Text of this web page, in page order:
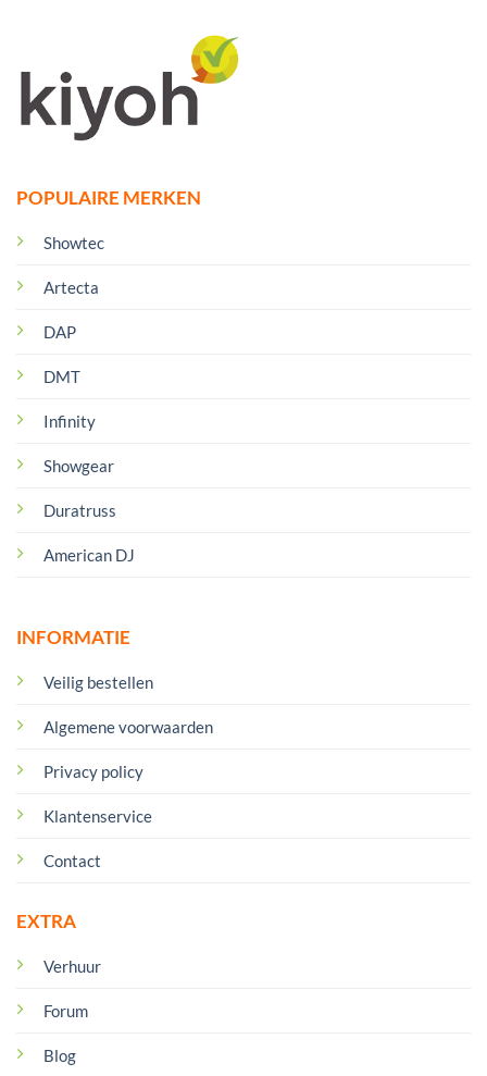
POPULAIRE MERKEN
Showtec
Artecta
DAP
DMT
Infinity
Showgear
Duratruss
American DJ
INFORMATIE
Veilig bestellen
Algemene voorwaarden
Privacy policy
Klantenservice
Contact
EXTRA
Verhuur
Forum
Blog